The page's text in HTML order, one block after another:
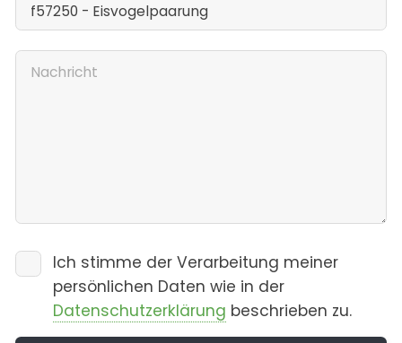
Ich stimme der Verarbeitung meiner
persönlichen Daten wie in der
Datenschutzerklärung beschrieben zu.